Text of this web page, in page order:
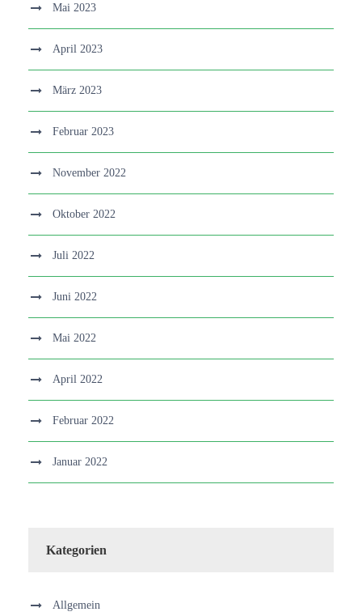
Mai 2023
April 2023
März 2023
Februar 2023
November 2022
Oktober 2022
Juli 2022
Juni 2022
Mai 2022
April 2022
Februar 2022
Januar 2022
Kategorien
Allgemein